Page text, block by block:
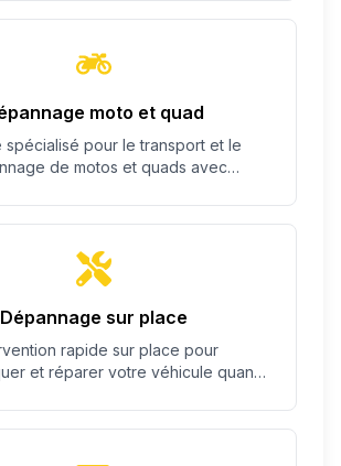
moto et quad
spécialisé pour le transport et le
de motos et quads avec
Dépannage sur place
rapide sur place pour
et réparer votre véhicule quand